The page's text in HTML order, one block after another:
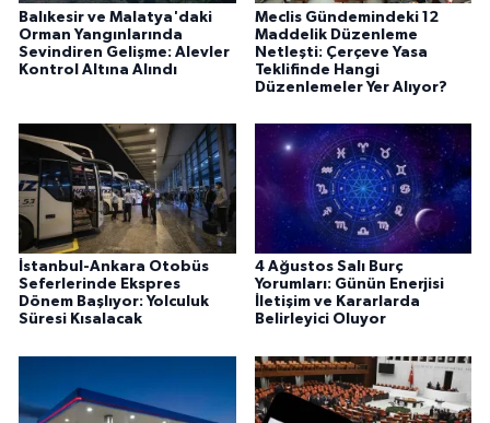
Balıkesir ve Malatya'daki
Orman Yangınlarında
Sevindiren Gelişme: Alevler
Kontrol Altına Alındı
Meclis Gündemindeki 12
Maddelik Düzenleme
Netleşti: Çerçeve Yasa
Teklifinde Hangi
Düzenlemeler Yer Alıyor?
İstanbul-Ankara Otobüs
Seferlerinde Ekspres
Dönem Başlıyor: Yolculuk
Süresi Kısalacak
4 Ağustos Salı Burç
Yorumları: Günün Enerjisi
İletişim ve Kararlarda
Belirleyici Oluyor